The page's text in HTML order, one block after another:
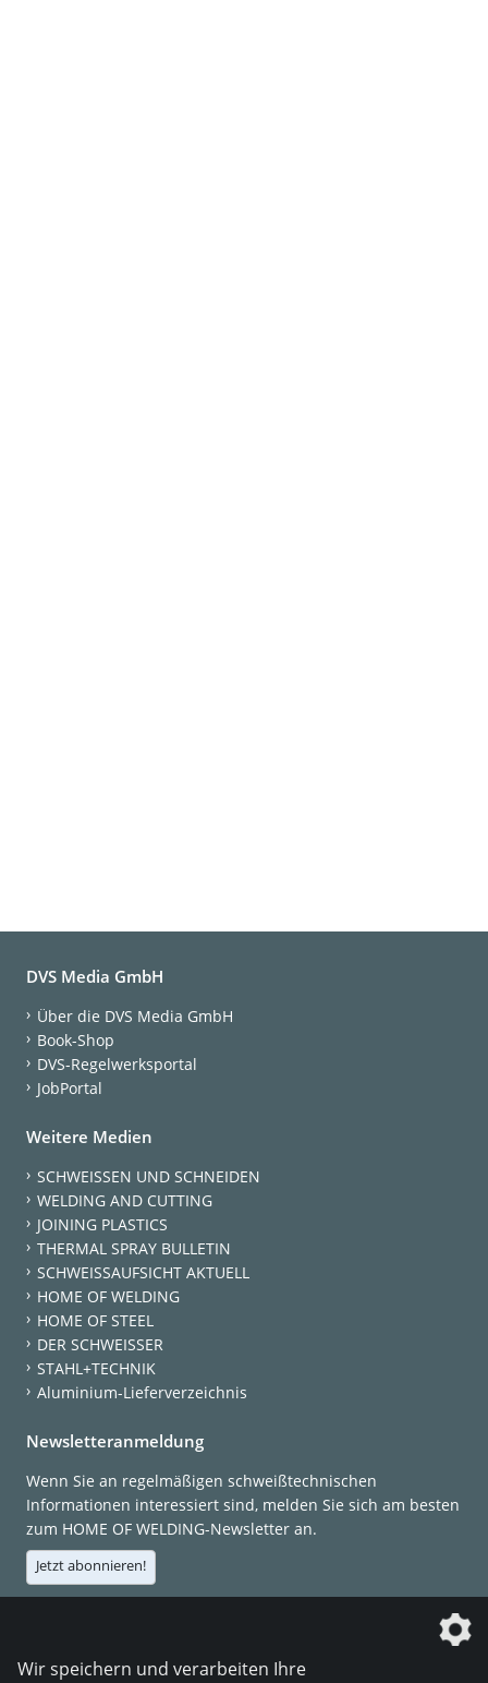
DVS Media GmbH
Über die DVS Media GmbH
Book-Shop
DVS-Regelwerksportal
JobPortal
Weitere Medien
SCHWEISSEN UND SCHNEIDEN
WELDING AND CUTTING
JOINING PLASTICS
THERMAL SPRAY BULLETIN
SCHWEISSAUFSICHT AKTUELL
HOME OF WELDING
HOME OF STEEL
DER SCHWEISSER
STAHL+TECHNIK
Aluminium-Lieferverzeichnis
Newsletteranmeldung
Wenn Sie an regelmäßigen schweißtechnischen
Informationen interessiert sind, melden Sie sich am besten
zum HOME OF WELDING-Newsletter an.
Jetzt abonnieren!
Die DVS Media GmbH ist ein Unternehmen der
Wir speichern und verarbeiten Ihre